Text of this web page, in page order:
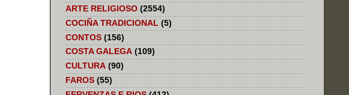
ARTE RELIGIOSO (2554)
COCIÑA TRADICIONAL (5)
CONTOS (156)
COSTA GALEGA (109)
CULTURA (90)
FAROS (55)